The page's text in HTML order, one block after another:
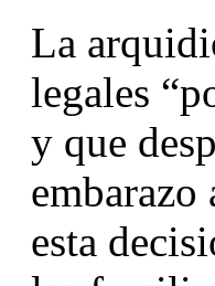
La
legales
y que
esta